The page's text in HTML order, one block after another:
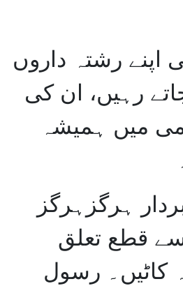
اپنے رشتہ داروں
رہیں، ان کی
میں ہمیشہ
ہرگزہرگز
قطع تعلق
کاٹیں۔ رسول